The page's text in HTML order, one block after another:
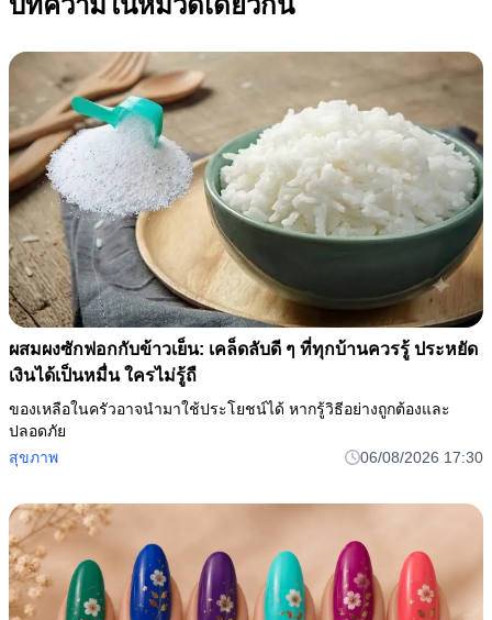
ผสมผงซักฟอกกับข้าวเย็น: เคล็ดลับดี ๆ ที่ทุกบ้านควรรู้ ประหยัด
เงินได้เป็นหมื่น ใครไม่รู้ถื
ของเหลือในครัวอาจนำมาใช้ประโยชน์ได้ หากรู้วิธีอย่างถูกต้องและ
ปลอดภัย
สุขภาพ
06/08/2026 17:30